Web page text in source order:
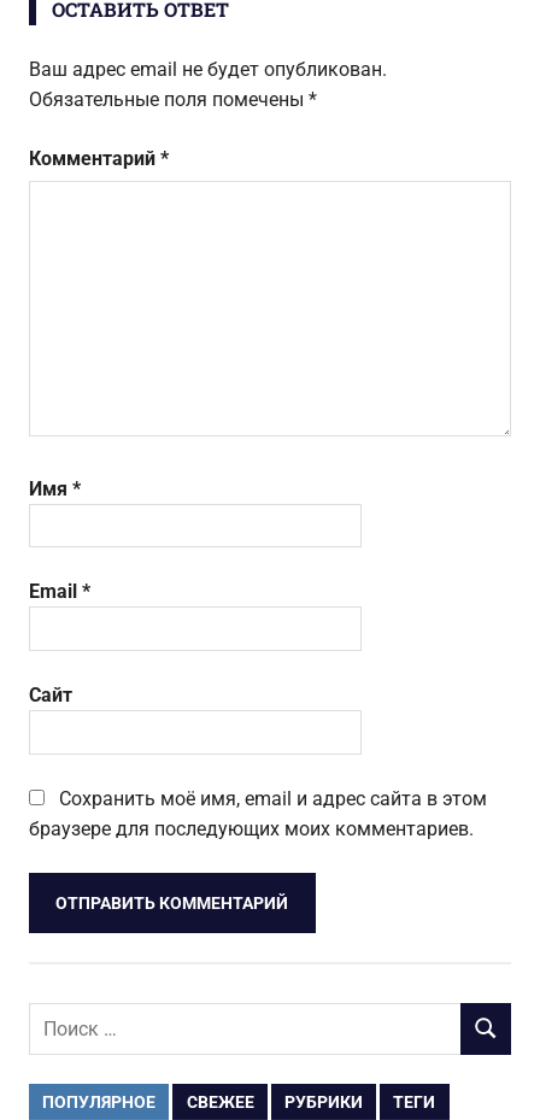
ОСТАВИТЬ ОТВЕТ
Ваш адрес email не будет опубликован.
Обязательные поля помечены *
Комментарий *
Имя *
Email *
Сайт
Сохранить моё имя, email и адрес сайта в этом
браузере для последующих моих комментариев.
Поиск
ПОИСК
ПОПУЛЯРНОЕ СВЕЖЕЕ РУБРИКИ ТЕГИ